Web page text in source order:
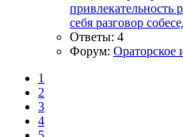
привлекательность
себя разговор
Ответы: 4
Форум: Ораторское
1
2
3
4